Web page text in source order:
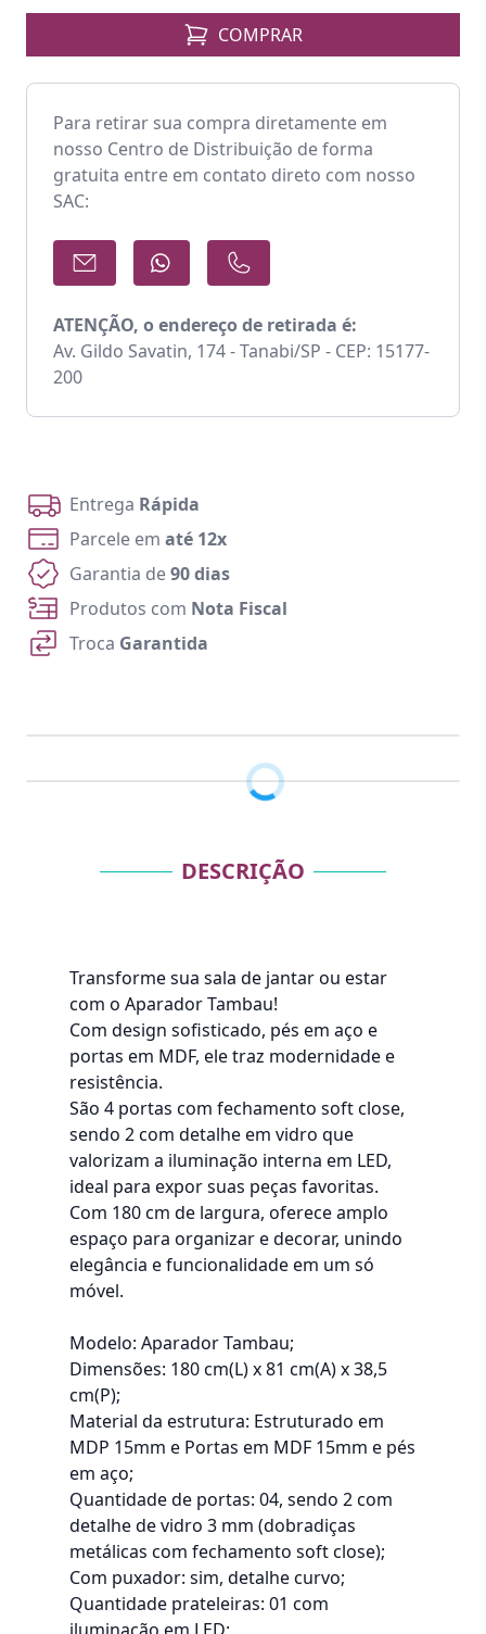
COMPRAR
Para retirar sua compra diretamente em
nosso Centro de Distribuição de forma
gratuita entre em contato direto com nosso
SAC:
ATENÇÃO, o endereço de retirada é:
Av. Gildo Savatin, 174 - Tanabi/SP - CEP: 15177-
200
Entrega Rápida
Parcele em até 12x
Garantia de90 dias
Produtos com Nota Fiscal
Troca Garantida
DESCRIÇÃO
Transforme sua sala de jantar ou estar
com o Aparador Tambau!
Com design sofisticado, pés em aço e
portas em MDF, ele traz modernidade e
resistência.
São 4 portas com fechamento soft close,
sendo 2 com detalhe em vidro que
valorizam a iluminação interna em LED,
ideal para expor suas peças favoritas.
Com 180 cm de largura, oferece amplo
espaço para organizar e decorar, unindo
elegância e funcionalidade em um só
móvel.
Modelo: Aparador Tambau;
Dimensões: 180 cm(L) x 81 cm(A) x 38,5
cm(P);
Material da estrutura: Estruturado em
MDP 15mm e Portas em MDF 15mm e pés
em aço;
Quantidade de portas: 04, sendo 2 com
detalhe de vidro 3 mm (dobradiças
metálicas com fechamento soft close);
Com puxador: sim, detalhe curvo;
Quantidade prateleiras: 01 com